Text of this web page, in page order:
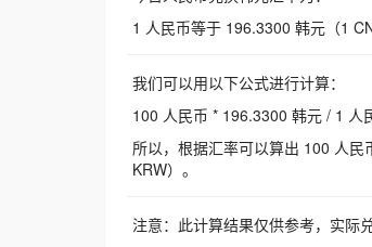
1 人民币等于 196.3300 韩元（1
我们可以用以下公式进行计算：
100 人民币 * 196.3300 韩元 / 1 人
所以，根据汇率可以算出 100 人
KRW）。
注意：此计算结果仅供参考，实际